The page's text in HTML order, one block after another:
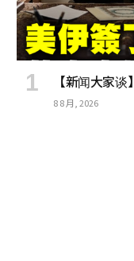
【新闻大家
8 8 月, 2026